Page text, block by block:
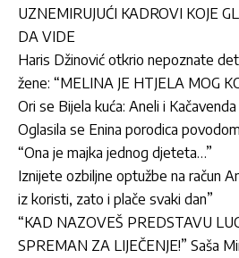
UZNEMIRUJUĆI KADROVI KOJE
DA VIDE
Haris Džinović otkrio nepoznate
žene: “MELINA JE HTJELA MOG
Ori se Bijela kuća: Aneli i
Oglasila se Enina porodica
“Ona je majka jednog djeteta…”
Iznijete ozbiljne optužbe na račun
iz koristi, zato i plače svaki dan”
“KAD NAZOVEŠ PREDSTAVU
SPREMAN ZA LIJEČENJE!” Saša